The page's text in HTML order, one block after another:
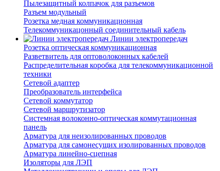
Пылезащитный колпачок для разъемов
Разъем модульный
Розетка медная коммуникационная
Телекоммуникацонный соединительный кабель
Линии электропередач
Розетка оптическая коммуникационная
Разветвитель для оптоволоконных кабелей
Распределительная коробка для телекоммуникационной
техники
Сетевой адаптер
Преобразователь интерфейса
Сетевой коммутатор
Сетевой маршрутизатор
Системная волоконно-оптическая коммутационная
панель
Арматура для неизолированных проводов
Арматура для самонесущих изолированных проводов
Арматура линейно-сцепная
Изоляторы для ЛЭП